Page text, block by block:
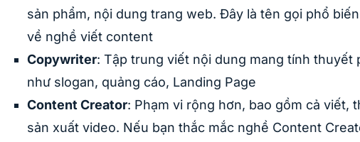
sản phẩm, nội dung trang web. Đây là tên gọi phổ
về nghề viết content
Copywriter: Tập trung viết nội dung mang tính thuyết
như slogan, quảng cáo, Landing Page
Content Creator: Phạm vi rộng hơn, bao gồm cả viết,
sản xuất video. Nếu bạn thắc mắc nghề Content